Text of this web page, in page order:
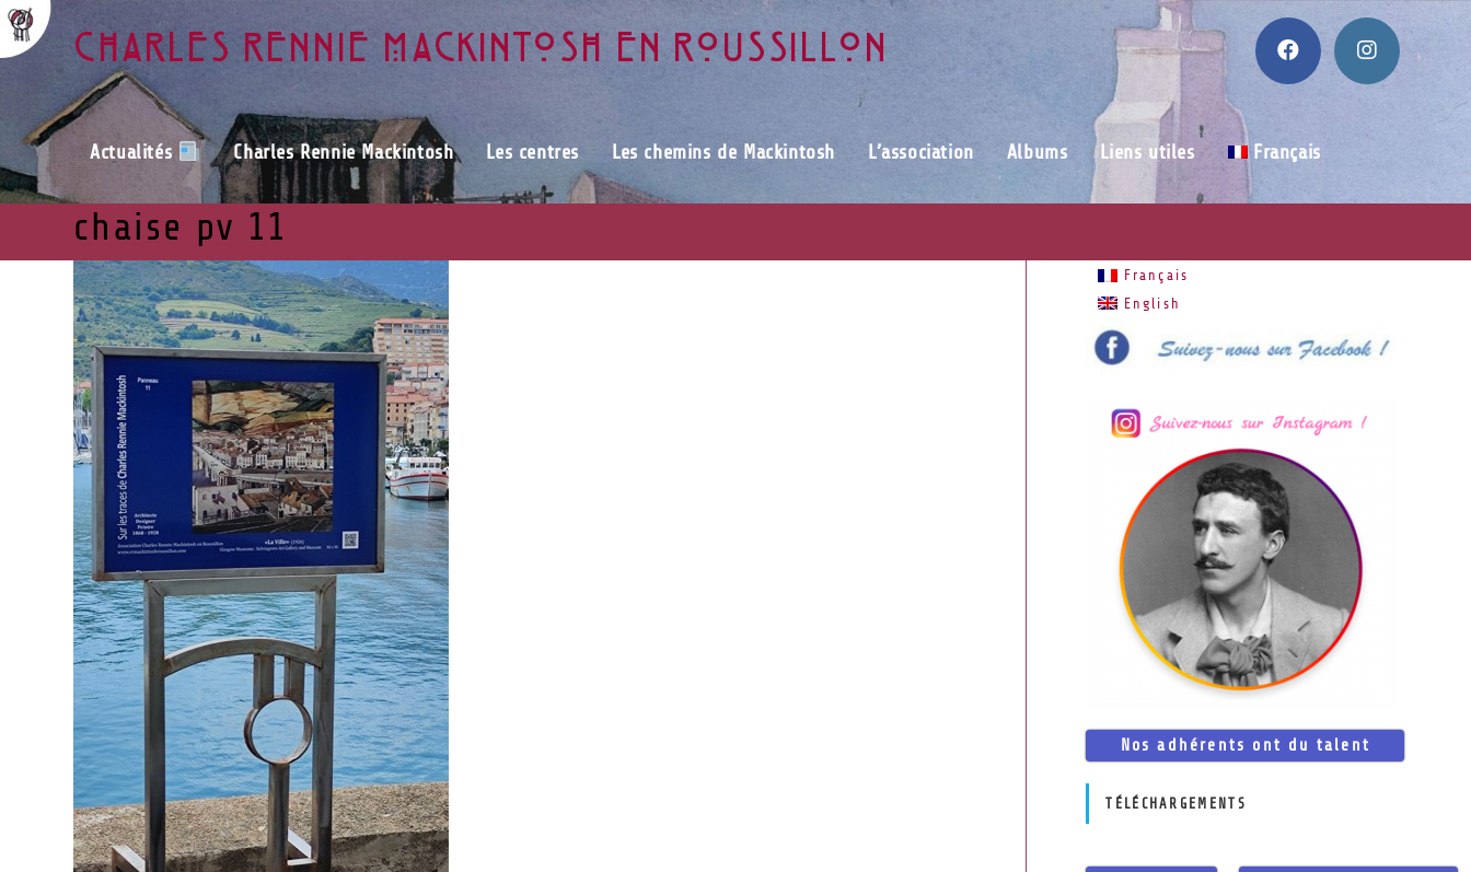
Charles Rennie Mackintosh en Roussillon
Actualités Charles Rennie Mackintosh Les centres Les chemins de Mackintosh L’association Albums Liens utiles Français
chaise pv 11
Français
English
Nos adhérents ont du talent
TÉLÉCHARGEMENTS